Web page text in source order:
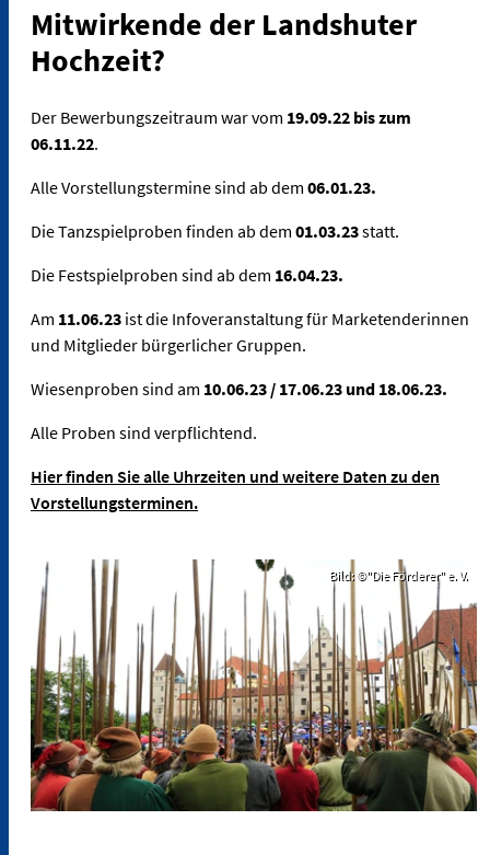
Mitwirkende der Landshuter
Hochzeit?
Der Bewerbungszeitraum war vom 19.09.22 bis zum
06.11.22.
Alle Vorstellungstermine sind ab dem 06.01.23.
Die Tanzspielproben finden ab dem 01.03.23statt.
Die Festspielproben sind ab dem 16.04.23.
Am 11.06.23 ist die Infoveranstaltung für Marketenderinnen
und Mitglieder bürgerlicher Gruppen.
Wiesenproben sind am 10.06.23 / 17.06.23 und 18.06.23.
Alle Proben sind verpflichtend.
Hier finden Sie alle Uhrzeiten und weitere Daten zu den
Vorstellungsterminen.
Bild: ©"Die Förderer" e. V.